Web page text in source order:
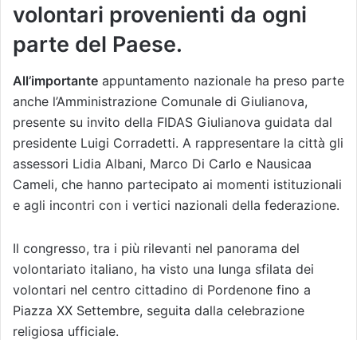
volontari provenienti da ogni
parte del Paese.
All’importante appuntamento nazionale ha preso parte
anche l’Amministrazione Comunale di Giulianova,
presente su invito della FIDAS Giulianova guidata dal
presidente Luigi Corradetti. A rappresentare la città gli
assessori Lidia Albani, Marco Di Carlo e Nausicaa
Cameli, che hanno partecipato ai momenti istituzionali
e agli incontri con i vertici nazionali della federazione.
Il congresso, tra i più rilevanti nel panorama del
volontariato italiano, ha visto una lunga sfilata dei
volontari nel centro cittadino di Pordenone fino a
Piazza XX Settembre, seguita dalla celebrazione
religiosa ufficiale.